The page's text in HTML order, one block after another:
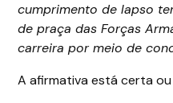
cumprimento de lapso
de praça das Forças
carreira por meio de
A afirmativa está certa